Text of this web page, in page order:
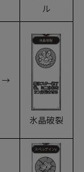
ル
→
氷晶破裂